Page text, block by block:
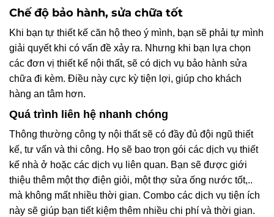
Chế độ bảo hành, sửa chữa tốt
Khi bạn tự thiết kế căn hộ theo ý mình, bạn sẽ phải tự mình
giải quyết khi có vấn đề xảy ra. Nhưng khi bạn lựa chọn
các đơn vị thiết kế nội thất, sẽ có dịch vụ bảo hành sửa
chữa đi kèm. Điều này cực kỳ tiện lợi, giúp cho khách
hàng an tâm hơn.
Quá trình liên hệ nhanh chóng
Thông thường công ty nội thất sẽ có đầy đủ đội ngũ thiết
kế, tư vấn và thi công. Họ sẽ bao trọn gói các dịch vụ thiết
kế nhà ở hoặc các dịch vụ liên quan. Bạn sẽ được giới
thiệu thêm một thợ điện giỏi, một thợ sửa ống nước tốt,..
mà không mất nhiều thời gian. Combo các dịch vụ tiện ích
này sẽ giúp bạn tiết kiệm thêm nhiều chi phí và thời gian.